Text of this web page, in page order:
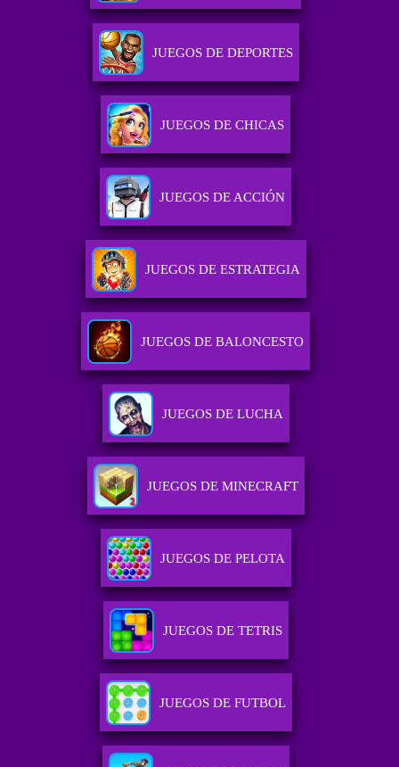
JUEGOS DE DEPORTES
JUEGOS DE CHICAS
JUEGOS DE ACCIÓN
JUEGOS DE ESTRATEGIA
JUEGOS DE BALONCESTO
JUEGOS DE LUCHA
JUEGOS DE MINECRAFT
JUEGOS DE PELOTA
JUEGOS DE TETRIS
JUEGOS DE FUTBOL